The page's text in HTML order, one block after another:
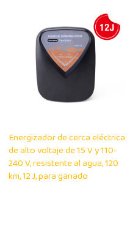
Energizador de cerca eléctrica
de alto voltaje de 15 V y 110-
240 V, resistente al agua, 120
km, 12 J, para ganado